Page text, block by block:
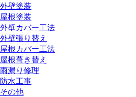
外壁塗装
屋根塗装
外壁カバー工法
外壁張り替え
屋根カバー工法
屋根葺き替え
雨漏り修理
防水工事
その他